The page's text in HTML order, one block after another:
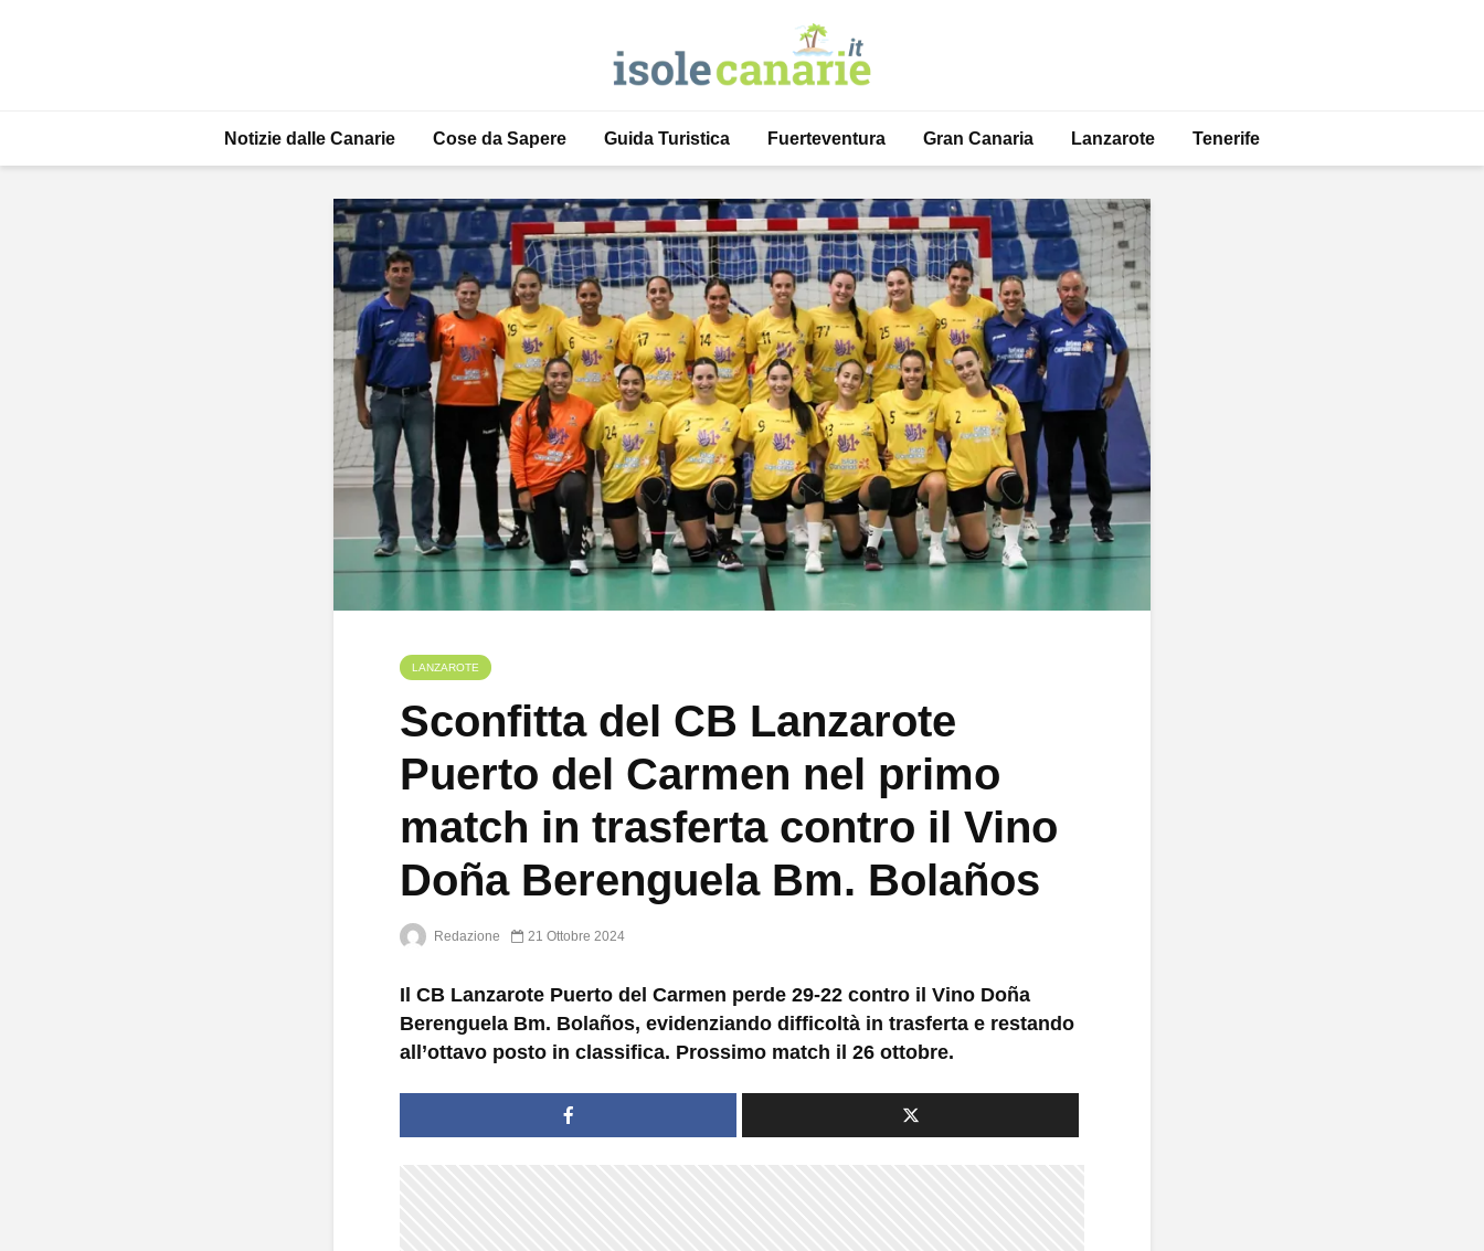
Notizie dalle Canarie Cose da Sapere Guida Turistica Fuerteventura Gran Canaria Lanzarote Tenerife
LANZAROTE
Sconfitta del CB Lanzarote
Puerto del Carmen nel primo
match in trasferta contro il Vino
Doña Berenguela Bm. Bolaños
Redazione 21 Ottobre 2024
Il CB Lanzarote Puerto del Carmen perde 29-22 contro il Vino Doña
Berenguela Bm. Bolaños, evidenziando difficoltà in trasferta e restando
all’ottavo posto in classifica. Prossimo match il 26 ottobre.